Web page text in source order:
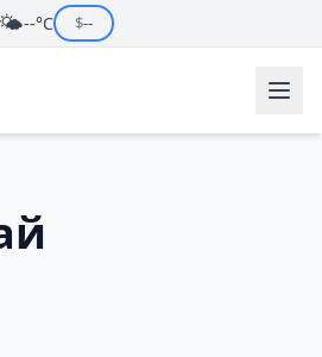
🌤️--°C $--